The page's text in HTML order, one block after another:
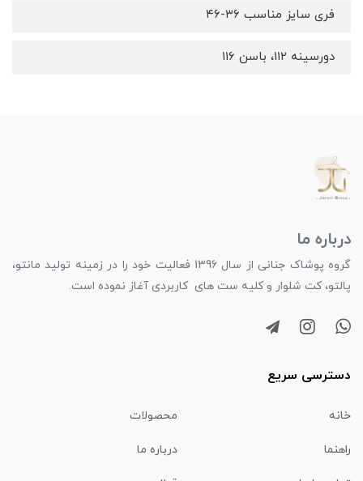
فری سایز مناسب ۳۶-۴۶
دورسینه ۱۱۲، باسن ۱۱۶
درباره ما
گروه پوشاک جنانی از سال 1396 فعالیت خود را در زمینه تولید مانتو،
پالتو، کت شلوار و کلیه ست های کاربردی آغاز نموده است.
دسترسی سریع
خانه محصولات
راهنما درباره ما